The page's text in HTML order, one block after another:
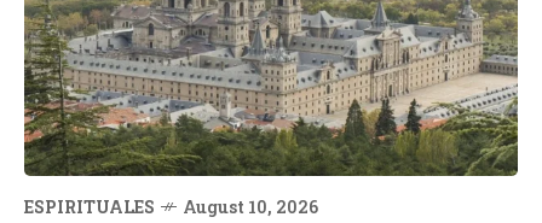
ESPIRITUALES August 10, 2026